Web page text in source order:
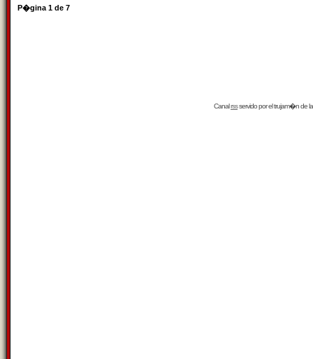
P�gina 1 de 7
Canalrssservido por eltrujam�nde